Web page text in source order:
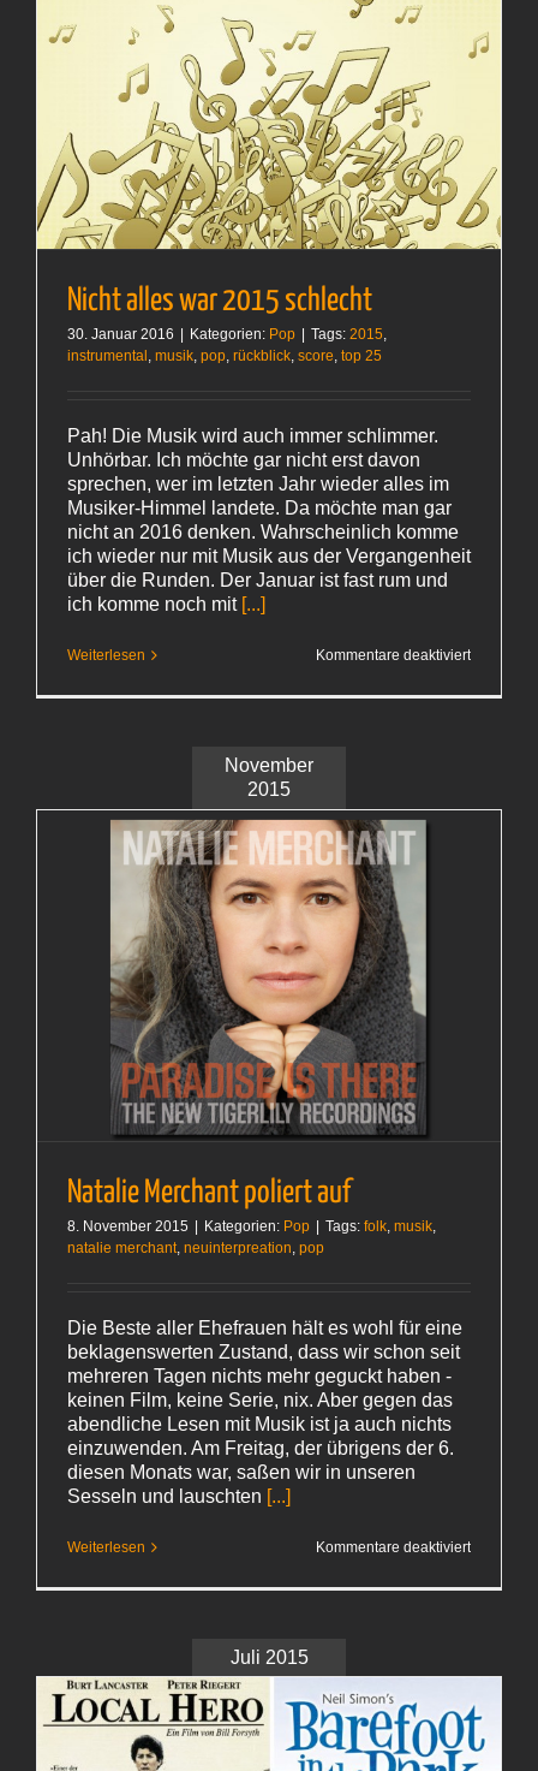
Nicht alles war 2015 schlecht
30. Januar 2016 Kategorien: Pop Tags: 2015,
instrumental , musik, pop, rückblick, score, top 25
Pah! Die Musik wird auch immer schlimmer.
Unhörbar. Ich möchte gar nicht erst davon
sprechen, wer im letzten Jahr wieder alles im
Musiker-Himmel landete. Da möchte man gar
nicht an 2016 denken. Wahrscheinlich komme
ich wieder nur mit Musik aus der Vergangenheit
über die Runden. Der Januar ist fast rum und
ich komme noch mit [...]
Weiterlesen Kommentare deaktiviertfür
November
2015
Natalie Merchant poliert auf
8. November 2015 Kategorien: Pop Tags: folk, musik,
natalie merchant, neuinterpreation, pop
Die Beste aller Ehefrauen hält es wohl für eine
beklagenswerten Zustand, dass wir schon seit
mehreren Tagen nichts mehr geguckt haben -
keinen Film, keine Serie, nix. Aber gegen das
abendliche Lesen mit Musik ist ja auch nichts
einzuwenden. Am Freitag, der übrigens der 6.
diesen Monats war, saßen wir in unseren
Sesseln und lauschten [...]
Weiterlesen Kommentare deaktiviertfür
Juli 2015